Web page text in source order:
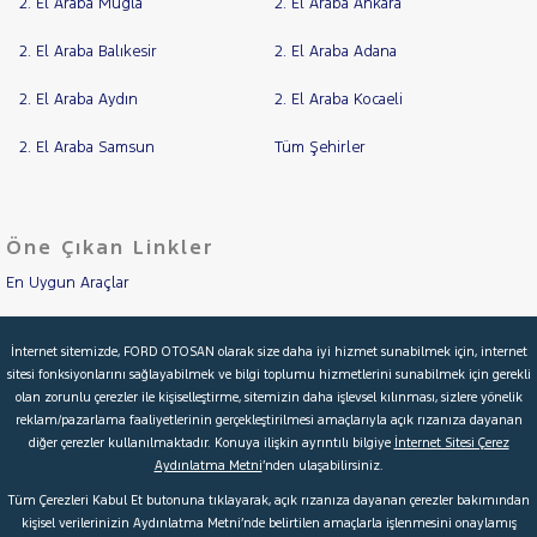
Foton
HONDA
Jaecoo
JEEP
KIA
LANCIA
MAN
MERCEDES-
BENZ
MINI
MITSUBISHI
MOTORSIKLET
2. El Araba Muğla 2. El Araba Ankara
2. El Araba Balıkesir 2. El Araba Adana
2. El Araba Aydın 2. El Araba Kocaeli
2. El Araba Samsun Tüm Şehirler
Öne Çıkan Linkler
En Uygun Araçlar
İkinci El Garanti
Kampanyalar
Kredi Hesaplama & Başvuru
İnternet sitemizde, FORD OTOSAN olarak size daha iyi hizmet sunabilmek için, internet
sitesi fonksiyonlarını sağlayabilmek ve bilgi toplumu hizmetlerini sunabilmek için gerekli
olan zorunlu çerezler ile kişiselleştirme, sitemizin daha işlevsel kılınması, sizlere yönelik
reklam/pazarlama faaliyetlerinin gerçekleştirilmesi amaçlarıyla açık rızanıza dayanan
diğer çerezler kullanılmaktadır. Konuya ilişkin ayrıntılı bilgiye İnternet Sitesi Çerez
Aydınlatma Metni’nden ulaşabilirsiniz.
Tüm Çerezleri Kabul Et butonuna tıklayarak, açık rızanıza dayanan çerezler bakımından
kişisel verilerinizin Aydınlatma Metni’nde belirtilen amaçlarla işlenmesini onaylamış